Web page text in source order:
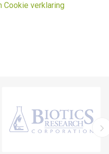
Cookie verklaring